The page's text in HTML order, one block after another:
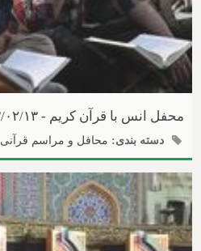
محفل انس با قرآن کریم - ۱۴۰۳/۰۲/۱۳
دسته بندی: محافل و مراسم قرآنی